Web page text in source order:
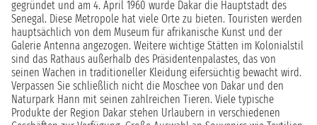
gegründet und am 4. April 1960 wurde Dakar die Hauptstadt des
Senegal. Diese Metropole hat viele Orte zu bieten. Touristen werden
hauptsächlich von dem Museum für afrikanische Kunst und der
Galerie Antenna angezogen. Weitere wichtige Stätten im Kolonialstil
sind das Rathaus außerhalb des Präsidentenpalastes, das von
seinen Wachen in traditioneller Kleidung eifersüchtig bewacht wird.
Verpassen Sie schließlich nicht die Moschee von Dakar und den
Naturpark Hann mit seinen zahlreichen Tieren. Viele typische
Produkte der Region Dakar stehen Urlaubern in verschiedenen